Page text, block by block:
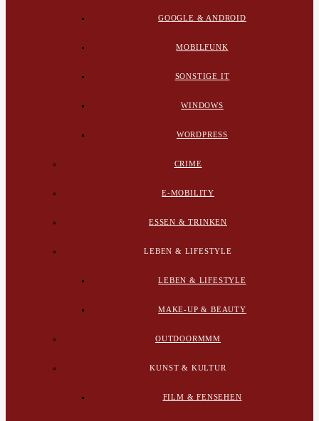
GOOGLE & ANDROID
MOBILFUNK
SONSTIGE IT
WINDOWS
WORDPRESS
CRIME
E-MOBILITY
ESSEN & TRINKEN
LEBEN & LIFESTYLE
LEBEN & LIFESTYLE
MAKE-UP & BEAUTY
OUTDOORMMM
KUNST & KULTUR
FILM & FENSEHEN